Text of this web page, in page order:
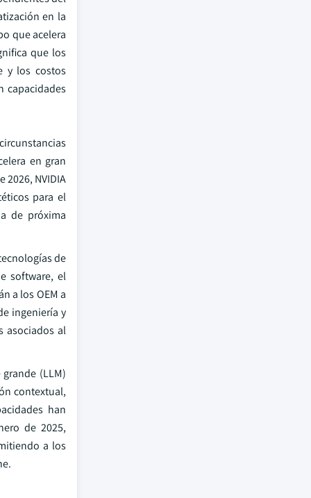
en la
que acelera
que los
y los costos
capacidades
en gran
NVIDIA
para el
de próxima
de
software, el
a los OEM a
ingeniería y
asociados al
(LLM)
contextual,
han
de 2025,
a los